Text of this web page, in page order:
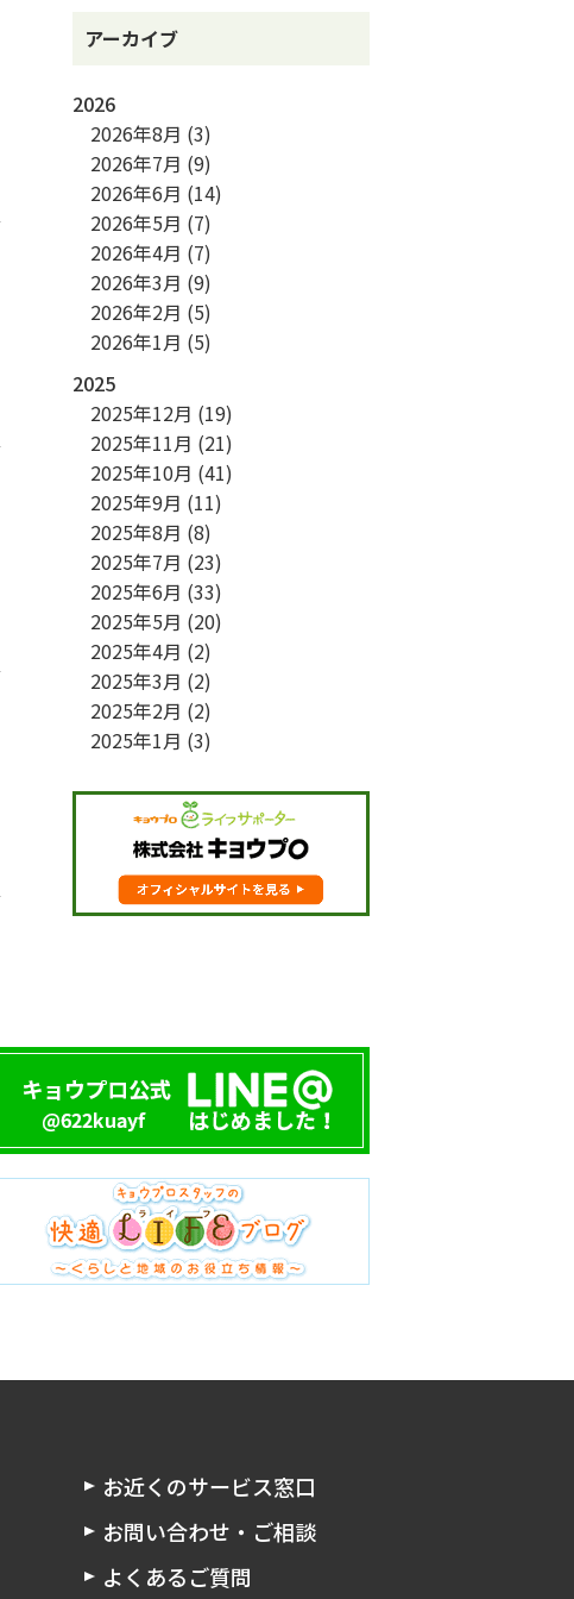
アーカイブ
2026
2026年8月 (3)
2026年7月 (9)
2026年6月 (14)
2026年5月 (7)
2026年4月 (7)
2026年3月 (9)
2026年2月 (5)
2026年1月 (5)
2025
2025年12月 (19)
2025年11月 (21)
2025年10月 (41)
2025年9月 (11)
2025年8月 (8)
2025年7月 (23)
2025年6月 (33)
2025年5月 (20)
2025年4月 (2)
2025年3月 (2)
2025年2月 (2)
2025年1月 (3)
お近くのサービス窓口
お問い合わせ・ご相談
よくあるご質問